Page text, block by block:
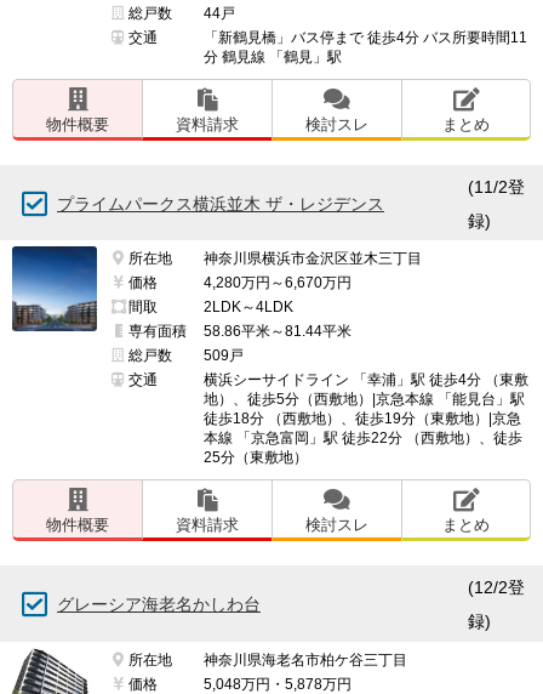
総戸数
44戸
交通
「新鶴見橋」バス停まで 徒歩4分 バス所要時間11
分 鶴見線 「鶴見」駅
物件概要 資料請求 検討スレ まとめ
プライムパークス横浜並木 ザ・レジデンス
(11/2登
録)
所在地
神奈川県横浜市金沢区並木三丁目
価格
4,280万円～6,670万円
間取
2LDK～4LDK
専有面積
58.86平米～81.44平米
総戸数
509戸
交通
横浜シーサイドライン 「幸浦」駅 徒歩4分 （東敷
地）、徒歩5分（西敷地）|京急本線 「能見台」駅
徒歩18分 （西敷地）、徒歩19分（東敷地）|京急
本線 「京急富岡」駅 徒歩22分 （西敷地）、徒歩
25分（東敷地）
物件概要 資料請求 検討スレ まとめ
グレーシア海老名かしわ台
(12/2登
録)
所在地
神奈川県海老名市柏ケ谷三丁目
価格
5,048万円・5,878万円